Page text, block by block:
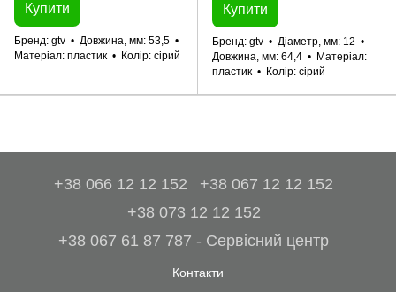
Купити
Бренд gtv Довжина, мм 53,5
Матеріал пластик Колір сірий
Купити
Бренд gtv Діаметр, мм 12
Довжина, мм 64,4
Матеріал
пластик
Колір сірий
+38 066 12 12 152
+38 067 12 12 152
+38 073 12 12 152
+38 067 61 87 787 - Сервісний центр
Контакти